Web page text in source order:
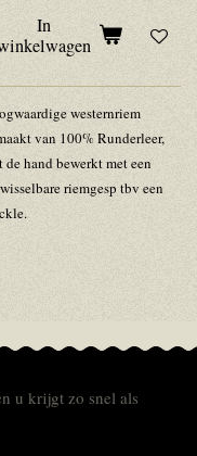
In
westernriem
van 100% Runderleer,
de hand bewerkt met een
riemgesp tbv een
u krijgt zo snel als